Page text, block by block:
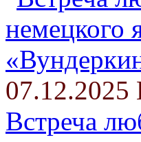
07.12.2025
Встреча